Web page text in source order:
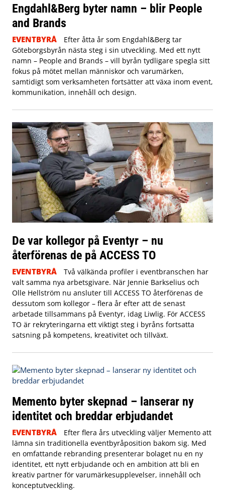
Engdahl&Berg byter namn – blir People
and Brands
EVENTBYRÅ
Efter åtta år som Engdahl&Berg tar
Göteborgsbyrån nästa steg i sin utveckling. Med ett nytt
namn – People and Brands – vill byrån tydligare spegla sitt
fokus på mötet mellan människor och varumärken,
samtidigt som verksamheten fortsätter att växa inom event,
kommunikation, innehåll och design.
De var kollegor på Eventyr – nu
återförenas de på ACCESS TO
EVENTBYRÅ
Två välkända profiler i eventbranschen har
valt samma nya arbetsgivare. När Jennie Barkselius och
Olle Hellström nu ansluter till ACCESS TO återförenas de
dessutom som kollegor – flera år efter att de senast
arbetade tillsammans på Eventyr, idag Liwlig. För ACCESS
TO är rekryteringarna ett viktigt steg i byråns fortsatta
satsning på kompetens, kreativitet och tillväxt.
Memento byter skepnad – lanserar ny
identitet och breddar erbjudandet
EVENTBYRÅ
Efter flera års utveckling väljer Memento att
lämna sin traditionella eventbyråposition bakom sig. Med
en omfattande rebranding presenterar bolaget nu en ny
identitet, ett nytt erbjudande och en ambition att bli en
kreativ partner för varumärkesupplevelser, innehåll och
konceptutveckling.